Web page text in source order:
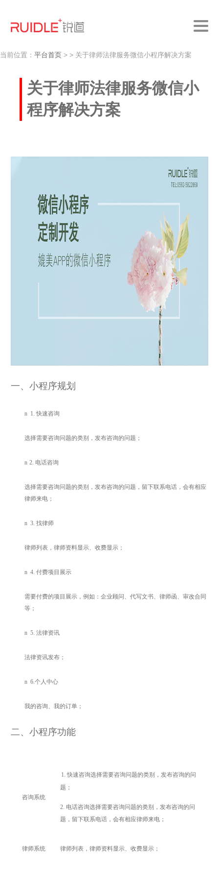
当前位置： 平台首页 > > 关于律师法律服务微信小程序解决方案
关于律师法律服务微信小
程序解决方案
一、小程序规划
n 1.快速咨询
选择需要咨询问题的类别，发布咨询的问题；
n 2. 电话咨询
选择需要咨询问题的类别，发布咨询的问题，留下联系电话，会有相应
律师来电；
n 3.找律师
律师列表，律师资料显示、收费显示；
n 4.付费项目展示
需要付费的项目展示，例如：企业顾问、代写文书、律师函、审改合同
等；
n 5.法律资讯
法律资讯发布；
n 6.个人中心
我的咨询、我的订单；
二、小程序功能
咨询系统
1.快速咨询选择需要咨询问题的类别，发布咨询的问
题；
2. 电话咨询选择需要咨询问题的类别，发布咨询的问
题，留下联系电话，会有相应律师来电；
律师系统 律师列表，律师资料显示、收费显示；